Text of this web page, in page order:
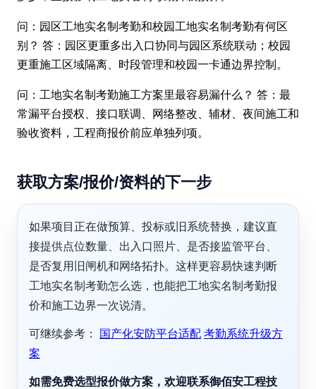
问：园区工地实名制考勤和校园工地实名制考勤有何区
别？ 答：园区更重多出入口协同与园区系统联动；校园
更重施工区域隔离、时段管理和校园一卡通边界控制。
问：工地实名制考勤施工方案里最容易漏什么？ 答：最
常漏平台授权、接口联调、网络整改、辅材、夜间施工和
验收资料，工程商报价前应单独列项。
获取方案/报价/资料的下一步
如果项目正在做预算、投标或旧系统替换，建议直
接提供点位数量、出入口照片、是否接监管平台、
是否复用旧闸机和网络拓扑。这样更容易快速判断
工地实名制考勤怎么选，也能把工地实名制考勤报
价和施工边界一次说清。
可继续参考： 国产化安防平台适配 考勤系统升级方
案
如需免费选型报价做方案，欢迎联系御佰安工程技